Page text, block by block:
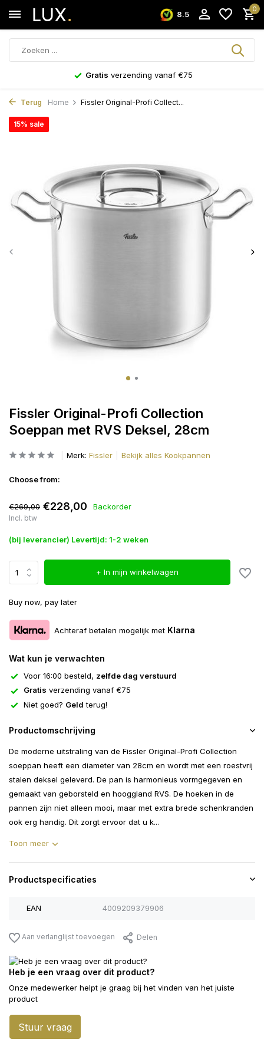
8.5
0
Gratis verzending vanaf €75
Terug Home Fissler Original-Profi Collect...
Fissler Original-Profi Collection
Soeppan met RVS Deksel, 28cm
15% sale
Merk: Fissler Bekijk alles Kookpannen
Choose from:
€269,00 €228,00 Backorder
Incl. btw
(bij leverancier) Levertijd: 1-2 weken
+ In mijn winkelwagen
Buy now, pay later
Achteraf betalen mogelijk met Klarna
Wat kun je verwachten
Voor 16:00 besteld, zelfde dag verstuurd
Gratis verzending vanaf €75
Niet goed? Geld terug!
Productomschrijving
De moderne uitstraling van de Fissler Original-Profi Collection
soeppan heeft een diameter van 28cm en wordt met een roestvrij
stalen deksel geleverd. De pan is harmonieus vormgegeven en
gemaakt van geborsteld en hooggland RVS. De hoeken in de
pannen zijn niet alleen mooi, maar met extra brede schenkranden
ook erg handig. Dit zorgt ervoor dat u k...
Toon meer
Productspecificaties
EAN 4009209379906
Aan verlanglijst toevoegen Delen
Heb je een vraag over dit product?
Onze medewerker helpt je graag bij het vinden van het juiste
product
Stuur vraag